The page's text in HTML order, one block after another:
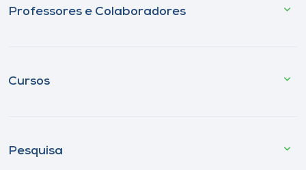
Professores e Colaboradores
Cursos
Pesquisa